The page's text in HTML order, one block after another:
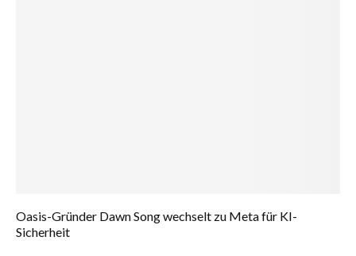
Oasis-Gründer Dawn Song wechselt zu Meta für KI-
Sicherheit